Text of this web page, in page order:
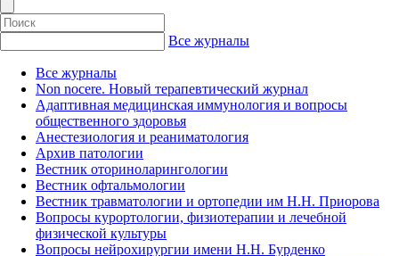
Все журналы
Все журналы
Non nocere. Новый терапевтический журнал
Адаптивная медицинская иммунология и вопросы
общественного здоровья
Анестезиология и реаниматология
Архив патологии
Вестник оториноларингологии
Вестник офтальмологии
Вестник травматологии и ортопедии им Н.Н. Приорова
Вопросы курортологии, физиотерапии и лечебной
физической культуры
Вопросы нейрохирургии имени Н.Н. Бурденко